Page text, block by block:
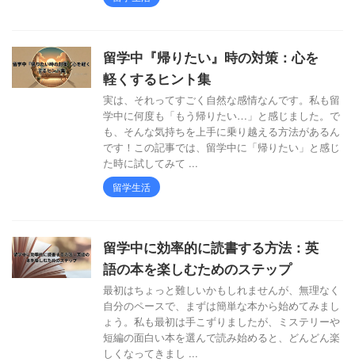
留学中『帰りたい』時の対策：心を
軽くするヒント集
実は、それってすごく自然な感情なんです。私も留
学中に何度も「もう帰りたい…」と感じました。で
も、そんな気持ちを上手に乗り越える方法があるん
です！この記事では、留学中に「帰りたい」と感じ
た時に試してみて ...
留学生活
留学中に効率的に読書する方法：英
語の本を楽しむためのステップ
最初はちょっと難しいかもしれませんが、無理なく
自分のペースで、まずは簡単な本から始めてみまし
ょう。私も最初は手こずりましたが、ミステリーや
短編の面白い本を選んで読み始めると、どんどん楽
しくなってきまし ...